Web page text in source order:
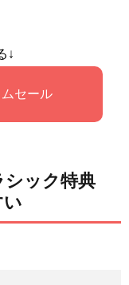
↓
セール
ック特典
い